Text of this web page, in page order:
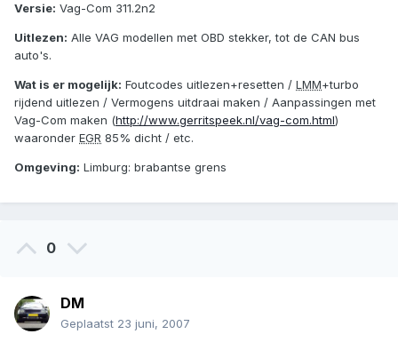
Versie: Vag-Com 311.2n2
Uitlezen: Alle VAG modellen met OBD stekker, tot de CAN bus
auto's.
Wat is er mogelijk: Foutcodes uitlezen+resetten / LMM+turbo
rijdend uitlezen / Vermogens uitdraai maken / Aanpassingen met
Vag-Com maken (http://www.gerritspeek.nl/vag-com.html)
waaronder EGR 85% dicht / etc.
Omgeving: Limburg: brabantse grens
0
DM
Geplaatst 23 juni, 2007